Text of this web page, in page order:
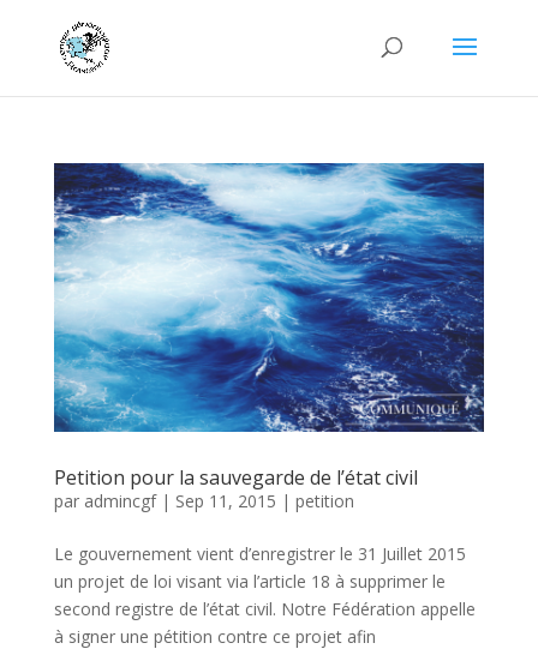
Petition pour la sauvegarde de l’état civil
par admincgf| Sep 11, 2015 | petition
Le gouvernement vient d’enregistrer le 31 Juillet 2015
un projet de loi visant via l’article 18 à supprimer le
second registre de l’état civil. Notre Fédération appelle
à signer une pétition contre ce projet afin